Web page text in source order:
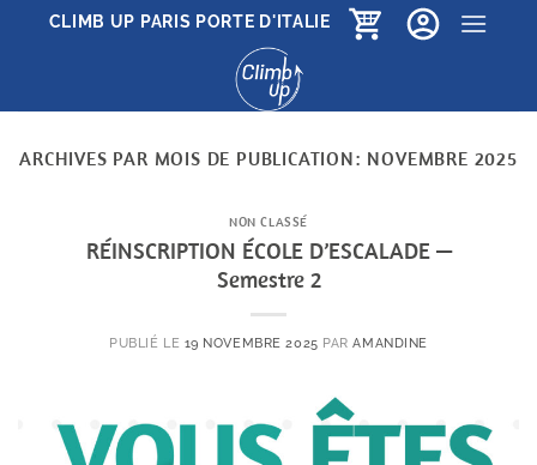
PasserCLIMB UP PARIS PORTE D'ITALIE
ARCHIVES PAR MOIS DE PUBLICATION: NOVEMBRE 2025
NON CLASSÉ
RÉINSCRIPTION ÉCOLE D’ESCALADE —
Semestre 2
PUBLIÉ LE 19 NOVEMBRE 2025 PARAMANDINE